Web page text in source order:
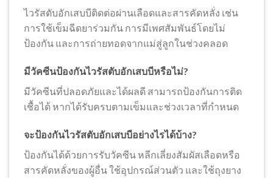
ไวรัสตับอักเสบบีติดต่อผ่านเลือดและสารคัดหลั่ง เช่น
การใช้เข็มฉีดยาร่วมกัน การมีเพศสัมพันธ์โดยไม่
ป้องกัน และการถ่ายทอดจากแม่สู่ลูกในช่วงคลอด
มีวัคซีนป้องกันไวรัสตับอักเสบบีหรือไม่?
มีวัคซีนที่ปลอดภัยและได้ผลดี สามารถป้องกันการติด
เชื้อได้ หากได้รับครบตามเข็มและช่วงเวลาที่กำหนด
จะป้องกันไวรัสตับอักเสบบีอย่างไรได้บ้าง?
ป้องกันได้ด้วยการรับวัคซีน หลีกเลี่ยงสัมผัสเลือดหรือ
สารคัดหลั่งของผู้อื่น ใช้อุปกรณ์ส่วนตัว และใช้ถุงยาง